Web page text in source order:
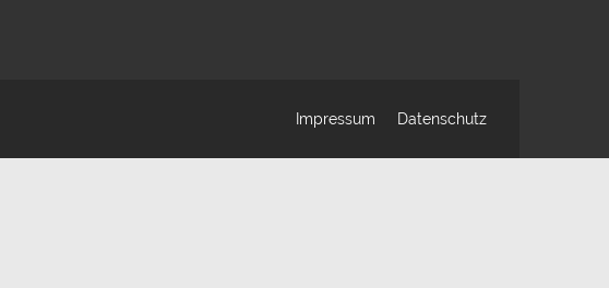
Impressum Datenschutz